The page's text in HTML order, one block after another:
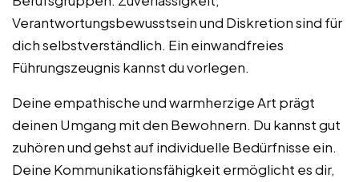
Verantwortungsbewusstsein und Diskretion sind für
dich selbstverständlich. Ein einwandfreies
Führungszeugnis kannst du vorlegen.
Deine empathische und warmherzige Art prägt
deinen Umgang mit den Bewohnern. Du kannst gut
zuhören und gehst auf individuelle Bedürfnisse ein.
Deine Kommunikationsfähigkeit ermöglicht es dir,